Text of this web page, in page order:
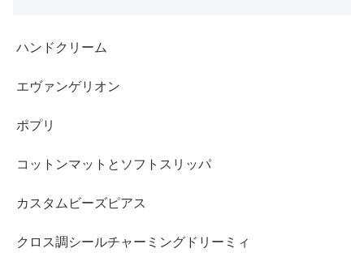
ハンドクリーム
エヴァンゲリオン
ポプリ
コットンマットとソフトスリッパ
カスタムビーズピアス
クロス調シールチャーミングドリーミィ